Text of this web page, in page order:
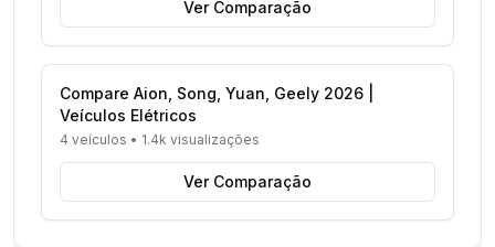
Ver Comparação
Compare Aion, Song, Yuan, Geely 2026 |
Veículos Elétricos
4 veículos • 1.4k visualizações
Ver Comparação